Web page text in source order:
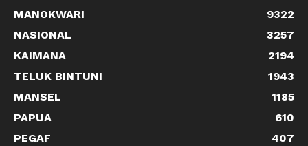
MANOKWARI
9322
NASIONAL
3257
KAIMANA
2194
TELUK BINTUNI
1943
MANSEL
1185
PAPUA
610
PEGAF
407